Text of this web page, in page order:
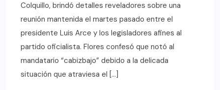
Colquillo, brindó detalles reveladores sobre una
reunión mantenida el martes pasado entre el
presidente Luis Arce y los legisladores afines al
partido oficialista. Flores confesó que notó al
mandatario “cabizbajo” debido a la delicada
situación que atraviesa el […]